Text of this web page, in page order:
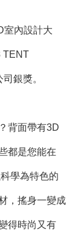
室內設計大
TENT
銀獎。
背面帶有3D
都是您能在
學為特色的
，搖身一變成
得時尚又有